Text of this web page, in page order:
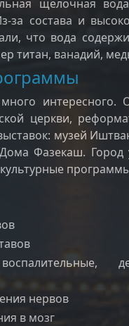
щелочная
за состава и
что вода
титан, ванадий,
церкви,
музей
Фазекаш.
нервов
в мозг